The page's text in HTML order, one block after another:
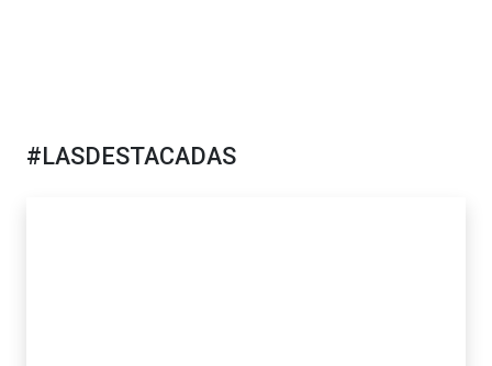
#LASDESTACADAS